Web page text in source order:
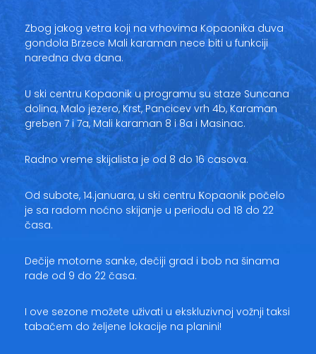
Zbog jakog vetra koji na vrhovima Kopaonika duva
gondola Brzece Mali karaman nece biti u funkciji
naredna dva dana.
U ski centru Kopaonik u programu su staze Suncana
dolina, Malo jezero, Krst, Pancicev vrh 4b, Karaman
greben 7 i 7a, Mali karaman 8 i 8a i Masinac.
Radno vreme skijalista je od 8 do 16 casova.
Od subote, 14.januara, u ski centru Кopaonik počelo
je sa radom noćno skijanje u periodu od 18 do 22
časa.
Dečije motorne sanke, dečiji grad i bob na šinama
rade od 9 do 22 časa.
I ove sezone možete uživati u ekskluzivnoj vožnji taksi
tabačem do željene lokacije na planini!